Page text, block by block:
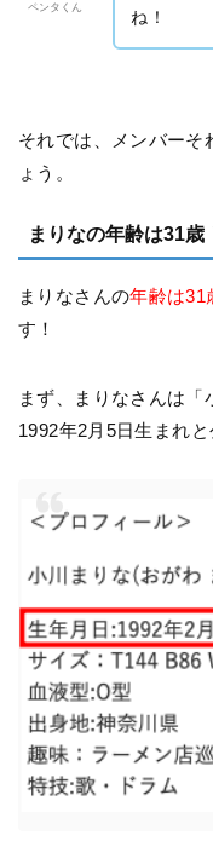
ペンタくん
ね！
それでは、メンバーそ
ょう。
まりなの年齢は31歳
まりなさんの年齢は31
す！
まず、まりなさんは「
1992年2月5日生まれと